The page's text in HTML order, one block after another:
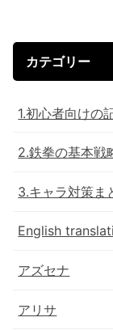
カテゴリー
1.初心者向けの
2.鉄拳の基本戦
3.キャラ対策ま
English
アズセナ
アリサ